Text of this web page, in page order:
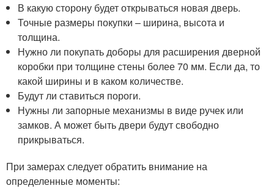
В какую сторону будет открываться новая дверь.
Точные размеры покупки – ширина, высота и
толщина.
Нужно ли покупать доборы для расширения дверной
коробки при толщине стены более 70 мм. Если да, то
какой ширины и в каком количестве.
Будут ли ставиться пороги.
Нужны ли запорные механизмы в виде ручек или
замков. А может быть двери будут свободно
прикрываться.
При замерах следует обратить внимание на
определенные моменты: